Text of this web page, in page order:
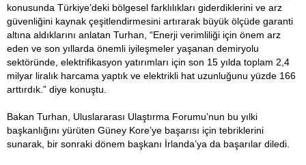
konusunda Türkiye’deki bölgesel farklılıkları giderdiklerini ve arz
güvenliğini kaynak çeşitlendirmesini artırarak büyük ölçüde garanti
altına aldıklarını anlatan Turhan, “Enerji verimliliği için önem arz
eden ve son yıllarda önemli iyileşmeler yaşanan demiryolu
sektöründe, elektrifikasyon yatırımları için son 15 yılda toplam 2,4
milyar liralık harcama yaptık ve elektrikli hat uzunluğunu yüzde 166
arttırdık.” diye konuştu.
Bakan Turhan, Uluslararası Ulaştırma Forumu’nun bu yılki
başkanlığını yürüten Güney Kore’ye başarısı için tebriklerini
sunarak, bir sonraki dönem başkanı İrlanda’ya da başarılar diledi.